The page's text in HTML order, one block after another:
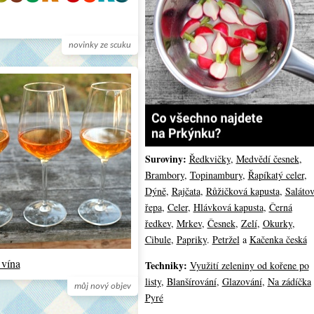
Suroviny: Ředkvičky, Medvědí česnek,
Brambory, Topinambury, Řapíkatý celer,
Dýně, Rajčata, Růžičková kapusta,
řepa, Celer, Hlávková kapusta, Černá
ředkev, Mrkev, Česnek, Zelí, Okurky,
Cibule, Papriky. Petržela Kačenka česká
Techniky: Využití zeleniny od kořene po
listy, Blanšírování, Glazování, Na zádíčka
Pyré
novinky ze scuku
můj nový objev